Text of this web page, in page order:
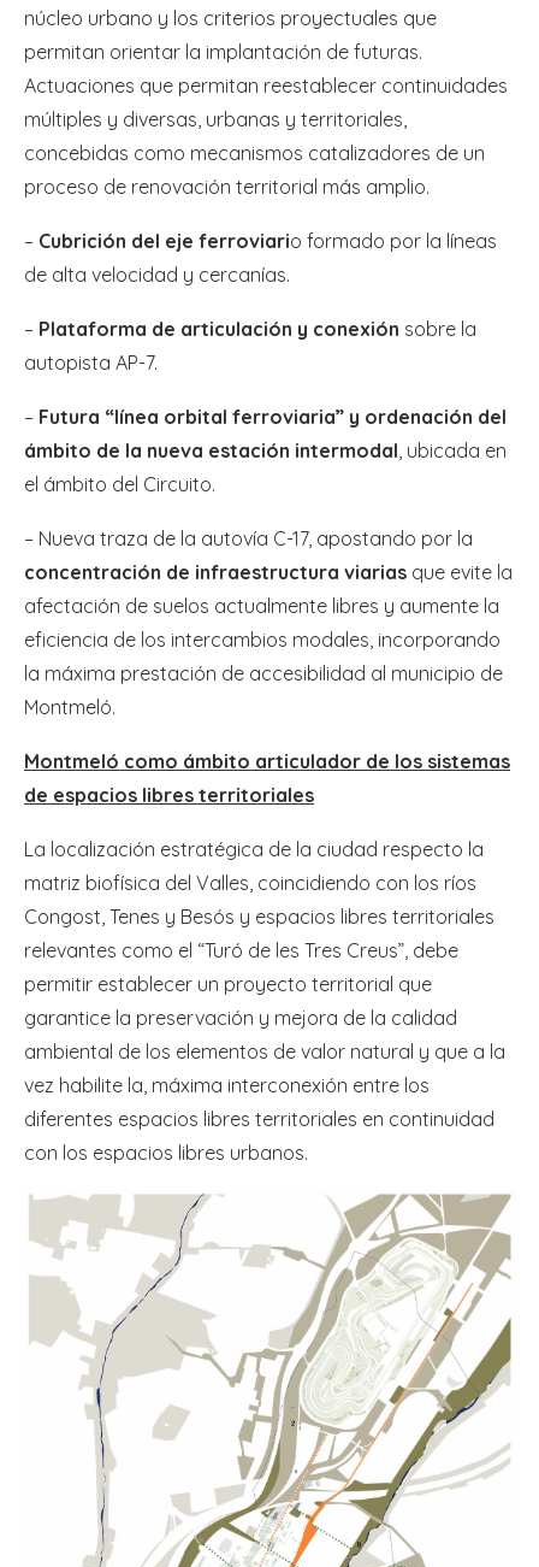
núcleo urbano y los criterios proyectuales que
permitan orientar la implantación de futuras.
Actuaciones que permitan reestablecer continuidades
múltiples y diversas, urbanas y territoriales,
concebidas como mecanismos catalizadores de un
proceso de renovación territorial más amplio.
– Cubrición del eje ferroviario formado por la líneas
de alta velocidad y cercanías.
– Plataforma de articulación y conexión sobre la
autopista AP-7.
– Futura “línea orbital ferroviaria” y ordenación del
ámbito de la nueva estación intermodal, ubicada en
el ámbito del Circuito.
– Nueva traza de la autovía C-17, apostando por la
concentración de infraestructura viarias que evite la
afectación de suelos actualmente libres y aumente la
eficiencia de los intercambios modales, incorporando
la máxima prestación de accesibilidad al municipio de
Montmeló.
Montmeló como ámbito articulador de los sistemas
de espacios libres territoriales
La localización estratégica de la ciudad respecto la
matriz biofísica del Valles, coincidiendo con los ríos
Congost, Tenes y Besós y espacios libres territoriales
relevantes como el “Turó de les Tres Creus”, debe
permitir establecer un proyecto territorial que
garantice la preservación y mejora de la calidad
ambiental de los elementos de valor natural y que a la
vez habilite la, máxima interconexión entre los
diferentes espacios libres territoriales en continuidad
con los espacios libres urbanos.